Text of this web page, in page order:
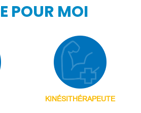
POUR MOI
KINÉSITHÉRAPEUTE